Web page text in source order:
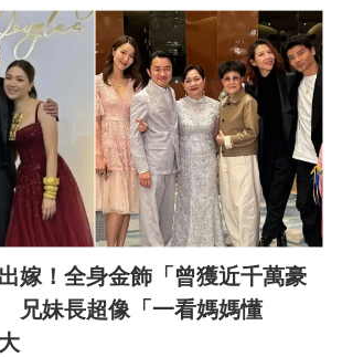
嫁！全身金飾「曾獲近千萬豪
兄妹長超像「一看媽媽懂